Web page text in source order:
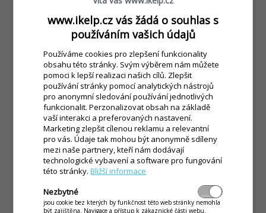
Tuto kompaktní pokladnu s ergonomicky
nakloněnou 10-palcovou obrazovkou oceníte v
prostorách, kde je kladen důraz na úsporu místa.
Nabízí i displej pro zákazníky a 80mm tiskárnu s
ořezem účtenky s rychlostí tisku až 250mm za
sekundu.
ZJISTIT VÍCE >
Standardní cena:16 890 Kč
Dotovaná cena:14 890 Kč*
www.ikelp.cz vás žádá o souhlas s
používáním vašich údajů
Používáme cookies pro zlepšení funkcionality
obsahu této stránky. Svým výběrem nám můžete
pomoci k lepší realizaci našich cílů. Zlepšit
používání stránky pomocí analytických nástrojů
pro anonymní sledování používání jednotlivých
funkcionalit. Perzonalizovat obsah na základě
vaší interakci a preferovaných nastavení.
Marketing zlepšit cílenou reklamu a relevantní
pro vás. Údaje tak mohou být anonymně sdíleny
mezi naše partnery, kteří nám dodávají
technologické vybavení a software pro fungování
této stránky.Bližší informace
Nezbytné
jsou cookie bez kterých by funkčnost této web stránky nemohla
být zajištěna. Navigace a přístup k zákaznické části webu.